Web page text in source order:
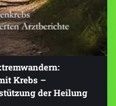
Krebs –
der Heilung